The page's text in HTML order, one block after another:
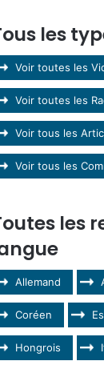
les
Voir toutes les
Voir toutes les
Voir tous les
Voir tous les
les
Allemand
Coréen
Hongrois